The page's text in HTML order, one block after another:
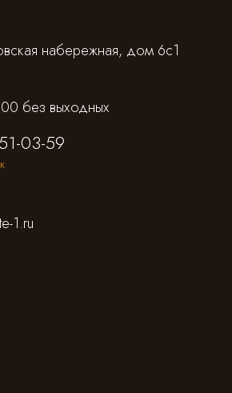
набережная, дом 6с1
без выходных
03-59
1.ru